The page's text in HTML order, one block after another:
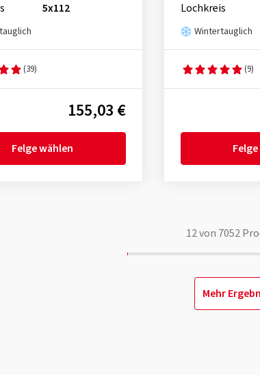
5x112
(39)
155,03 €
Felge wählen
Lochkreis
Wintertauglich
(9)
12von 7052
Mehr